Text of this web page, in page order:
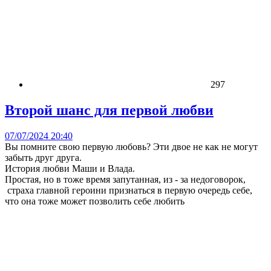
297
Второй шанс для первой любви
07/07/2024 20:40
Вы помните свою первую любовь? Эти двое не как не могут
забыть друг друга.
История любви Маши и Влада.
Простая, но в тоже время запутанная, из - за недоговорок,
страха главной героини признаться в первую очередь себе,
что она тоже может позволить себе любить